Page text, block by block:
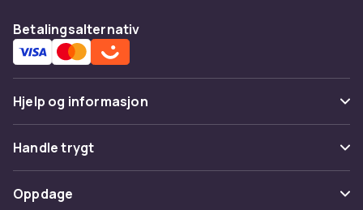
Betalingsalternativ
Hjelp og informasjon
Vanlige spørsmål
Spor pakke
Angre & returner her
Handle trygt
Betaling
Oppdage